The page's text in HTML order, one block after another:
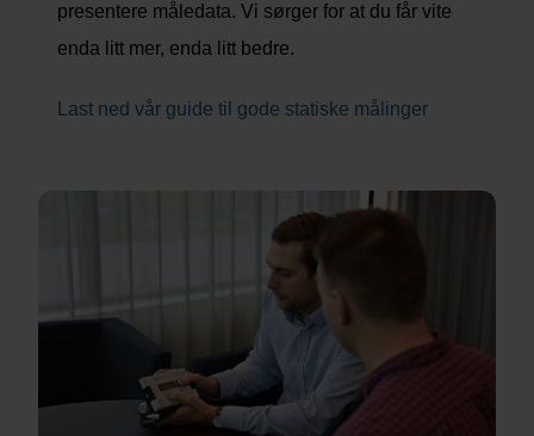
presentere måledata. Vi sørger for at du får vite
enda litt mer, enda litt bedre.
Last ned vår guide til gode statiske målinger